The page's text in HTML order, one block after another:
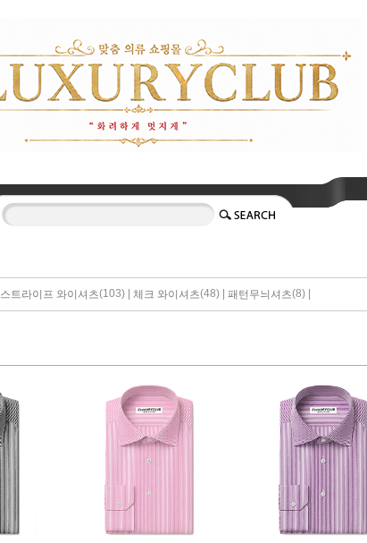
스트라이프 와이셔츠(103) | 체크 와이셔츠(48) | 패턴무늬셔츠(8) |